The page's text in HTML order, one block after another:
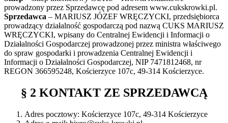
prowadzony przez Sprzedawcę pod adresem www.cukskrowki.pl.
Sprzedawca – MARIUSZ JÓZEF WRĘCZYCKI, przedsiębiorca
prowadzący działalność gospodarczą pod nazwą CUKS MARIUSZ
WRĘCZYCKI, wpisany do Centralnej Ewidencji i Informacji o
Działalności Gospodarczej prowadzonej przez ministra właściwego
do spraw gospodarki i prowadzenia Centralnej Ewidencji i
Informacji o Działalności Gospodarczej, NIP 7471812468, nr
REGON 366595248, Kościerzyce 107c, 49-314 Kościerzyce.
§ 2 KONTAKT ZE SPRZEDAWCĄ
Adres pocztowy: Kościerzyce 107c, 49-314 Kościerzyce